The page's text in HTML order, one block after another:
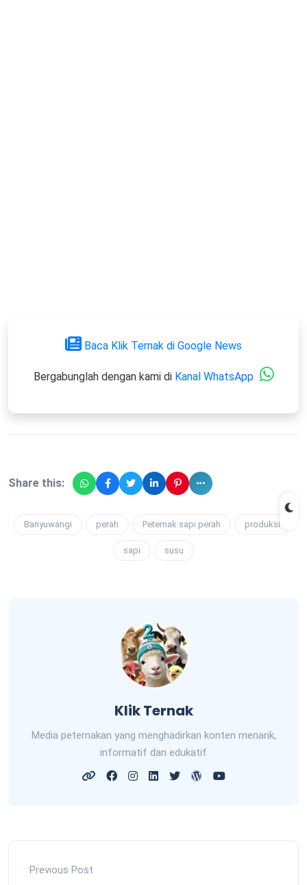
Baca Klik Ternak di Google News
Bergabunglah dengan kami di Kanal WhatsApp
Share this:
Banyuwangi perah Peternak sapi perah produksi
sapi susu
Klik Ternak
Media peternakan yang menghadirkan konten menarik,
informatif dan edukatif
Previous Post